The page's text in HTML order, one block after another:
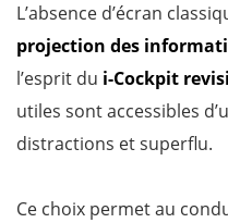
L’absence d’écran
projection des
l’esprit du i-Cockpit
utiles sont accessibles
distractions et superflu.
Ce choix permet au